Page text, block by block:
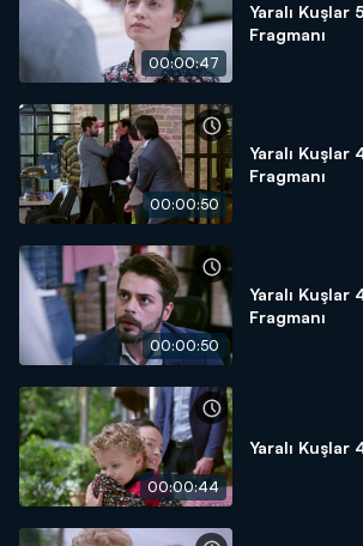
00:00:47
Yaralı Kuşlar
Fragmanı
00:00:50
Yaralı Kuşlar
Fragmanı
00:00:50
Yaralı Kuşlar
Fragmanı
00:00:44
Yaralı Kuşlar